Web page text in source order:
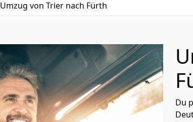
Umzug von Trier nach Fürth
Du